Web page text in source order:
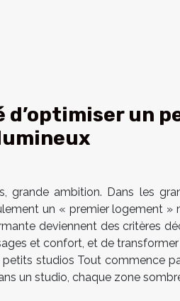
d’optimiser un
grande ambition. Dans les
un « premier logement
deviennent des critères
et confort, et de
petits studios Tout commence
un studio, chaque zone